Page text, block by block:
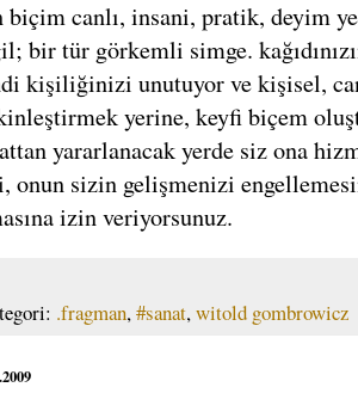
canlı, insani, pratik, deyim
bir tür görkemli simge.
kişiliğinizi unutuyor ve kişisel,
yerine, keyfi biçem
yararlanacak yerde siz ona
onun sizin gelişmenizi
izin veriyorsunuz.
.fragman, #sanat, witold gombrowicz